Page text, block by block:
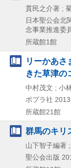
貫民之介著 ;
日本聖公会北
念事業推進委
所蔵館1館
リーかあ
きた草津の
中村茂文 ; 小
ポプラ社
所蔵館21館
群馬のキリ
山下智子編著
聖公会出版